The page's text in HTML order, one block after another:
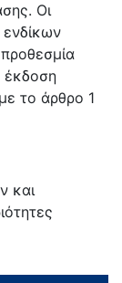
Οι
έκδοση
το άρθρο 1
και